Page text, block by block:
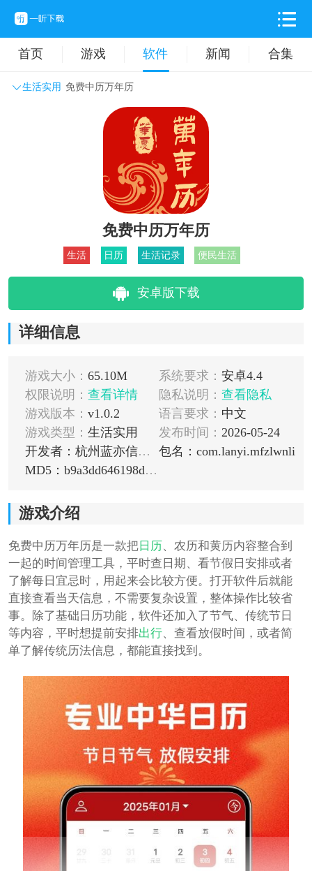
首页 游戏 软件 新闻 合集
生活实用 免费中历万年历
主题壁纸 旅游出行
拍摄美化 时尚购物
免费中历万年历
生活 日历 生活记录 便民生活
安卓版下载
详细信息
游戏大小： 65.10M 系统要求： 安卓4.4
权限说明： 查看详情 隐私说明： 查看隐私
游戏版本： v1.0.2 语言要求： 中文
游戏类型： 生活实用 发布时间： 2026-05-24
开发者：杭州蓝亦信息技术有限公司
包名：com.lanyi.mfzlwnli
MD5：b9a3dd646198df990356748b08665609
游戏介绍
免费中历万年历是一款把日历、农历和黄历内容整合到
一起的时间管理工具，平时查日期、看节假日安排或者
了解每日宜忌时，用起来会比较方便。打开软件后就能
直接查看当天信息，不需要复杂设置，整体操作比较省
事。除了基础日历功能，软件还加入了节气、传统节日
等内容，平时想提前安排出行、查看放假时间，或者简
单了解传统历法信息，都能直接找到。